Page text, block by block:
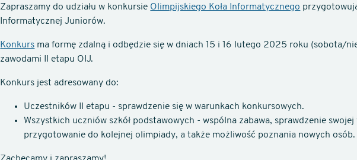
Zapraszamy do udziału w konkursie Olimpijskiego Koła Informatycznego
Informatycznej Juniorów.
Konkurs ma formę zdalną i odbędzie się w dniach 15 i 16 lutego 2025 roku (sobota/
zawodami II etapu OIJ.
Konkurs jest adresowany do:
Uczestników II etapu - sprawdzenie się w warunkach konkursowych.
Wszystkich uczniów szkół podstawowych - wspólna zabawa, sprawdzenie
przygotowanie do kolejnej olimpiady, a także możliwość poznania nowych osób.